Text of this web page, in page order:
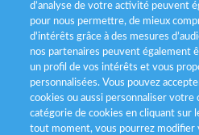
Services
Déclaration
d’analyse de votre activité peuvent
pour nous permettre, de mieux
d'intérêts grâce à des mesures
nos partenaires peuvent également
un profil de vos intérêts et vous
personnalisées. Vous pouvez
cookies ou aussi personnaliser votre
catégorie de cookies en cliquant sur
tout moment, vous pourrez modifier